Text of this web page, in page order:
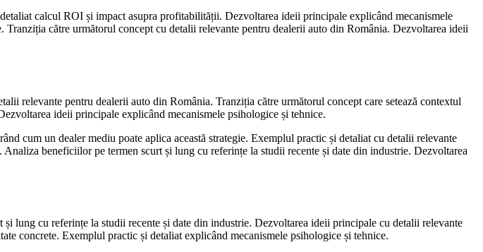
calcul ROI și impact asupra profitabilității. Dezvoltarea ideii principale explicând mecanismele
către următorul concept cu detalii relevante pentru dealerii auto din România. Dezvoltarea ideii
relevante pentru dealerii auto din România. Tranziția către următorul concept care setează contextul
ideii principale explicând mecanismele psihologice și tehnice.
cum un dealer mediu poate aplica această strategie. Exemplul practic și detaliat cu detalii relevante
beneficiilor pe termen scurt și lung cu referințe la studii recente și date din industrie. Dezvoltarea
lung cu referințe la studii recente și date din industrie. Dezvoltarea ideii principale cu detalii relevante
concrete. Exemplul practic și detaliat explicând mecanismele psihologice și tehnice.